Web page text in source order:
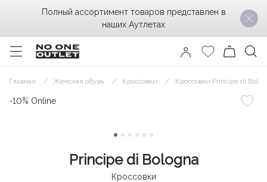
Главная Женская обувь Кроссовки Кроссовки Principe di
-10% Online
Principe di Bologna
Кроссовки
Полный ассортимент товаров представлен в
наших Аутлетах